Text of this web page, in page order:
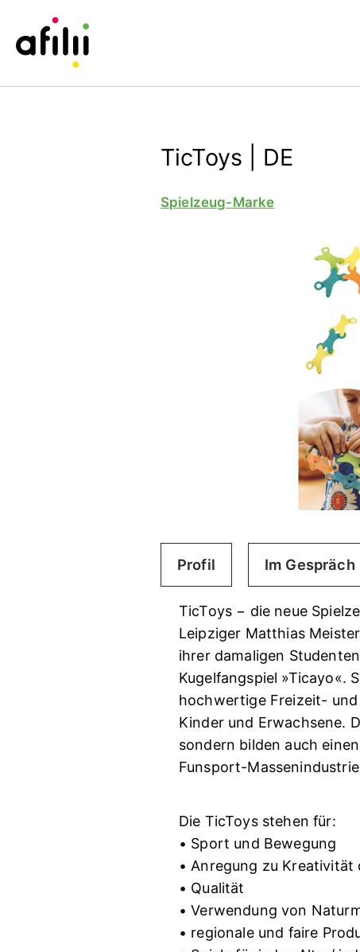
TicToys | DE
Spielzeug-Marke
Profil Im Gespräch
TicToys − die neue
Leipziger Matthias
ihrer damaligen
Kugelfangspiel »Ticayo«.
hochwertige Freizeit-
Kinder und Erwachsene.
sondern bilden auch
Funsport-
Die TicToys stehen für:
• Sport und Bewegung
• Anregung zu Kreativität
• Qualität
• Verwendung von
• regionale und faire